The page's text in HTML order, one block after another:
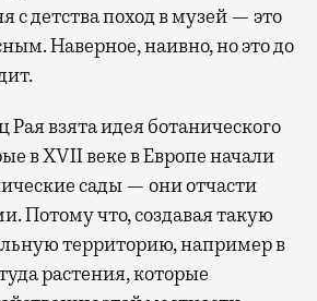
с детства поход в музей — это
Наверное, наивно, но это до
Рая взята идея ботанического
в XVII веке в Европе начали
сады — они отчасти
Потому что, создавая такую
территорию, например в
растения, которые